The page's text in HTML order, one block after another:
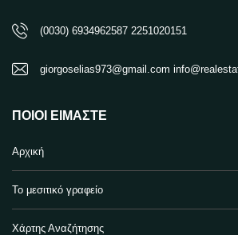
(0030) 6934962587 2251020151
giorgoselias973@gmail.com
ΠΟΙΟΙ ΕΊΜΑΣΤΕ
Αρχική
Το μεσιτικό γραφείο
Χάρτης Αναζήτησης